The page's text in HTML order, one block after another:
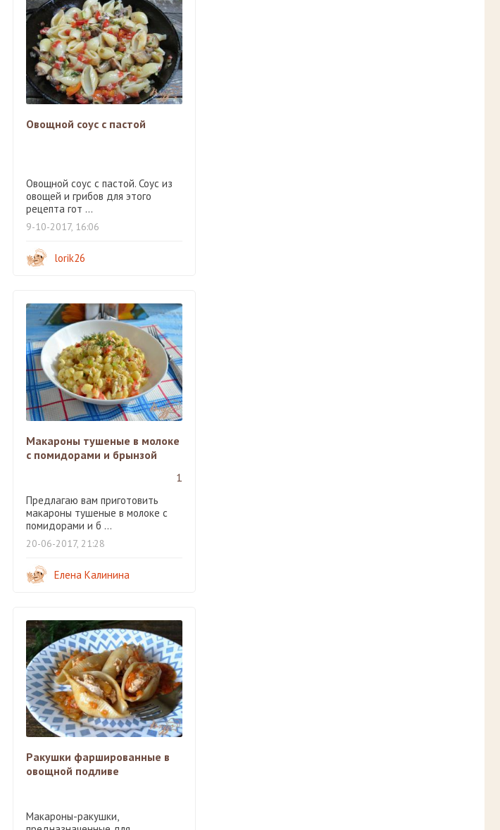
Овощной соус с пастой
Овощной соус с пастой. Соус из
овощей и грибов для этого
рецепта гот ...
9-10-2017, 16:06
lorik26
Макароны тушеные в молоке
с помидорами и брынзой
1
Предлагаю вам приготовить
макароны тушеные в молоке с
помидорами и б ...
20-06-2017, 21:28
Елена Калинина
Ракушки фаршированные в
овощной подливе
Макароны-ракушки,